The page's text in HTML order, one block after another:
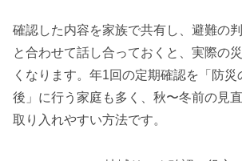
確認した内容を家族で共有し、避難の
と合わせて話し合っておくと、実際の
くなります。年1回の定期確認を「防
後」に行う家庭も多く、秋〜冬前の見
取り入れやすい方法です。